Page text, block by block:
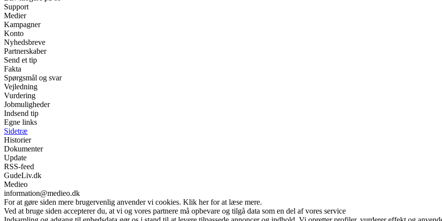
Support
Medier
Kampagner
Konto
Nyhedsbreve
Partnerskaber
Send et tip
Fakta
Spørgsmål og svar
Vejledning
Vurdering
Jobmuligheder
Indsend tip
Egne links
Sidetræ
Historier
Dokumenter
Update
RSS-feed
GudeLiv.dk
Medieo
information@medieo.dk
For at gøre siden mere brugervenlig anvender vi cookies. Klik her for at læse mere.
Ved at bruge siden accepterer du, at vi og vores partnere må opbevare og tilgå data som en del af vores service